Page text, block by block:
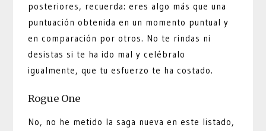
posteriores, recuerda: eres algo más que una
puntuación obtenida en un momento puntual y
en comparación por otros. No te rindas ni
desistas si te ha ido mal y celébralo
igualmente, que tu esfuerzo te ha costado.
Rogue One
No, no he metido la saga nueva en este listado,